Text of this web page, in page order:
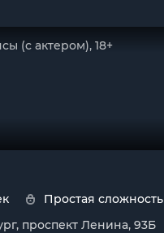
(с актером), 18+
Простая сложность
проспект Ленина, 93Б